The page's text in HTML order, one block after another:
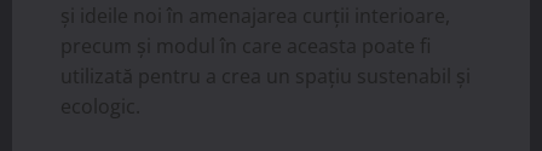
și ideile noi în amenajarea curții interioare,
precum și modul în care aceasta poate fi
utilizată pentru a crea un spațiu sustenabil și
ecologic.